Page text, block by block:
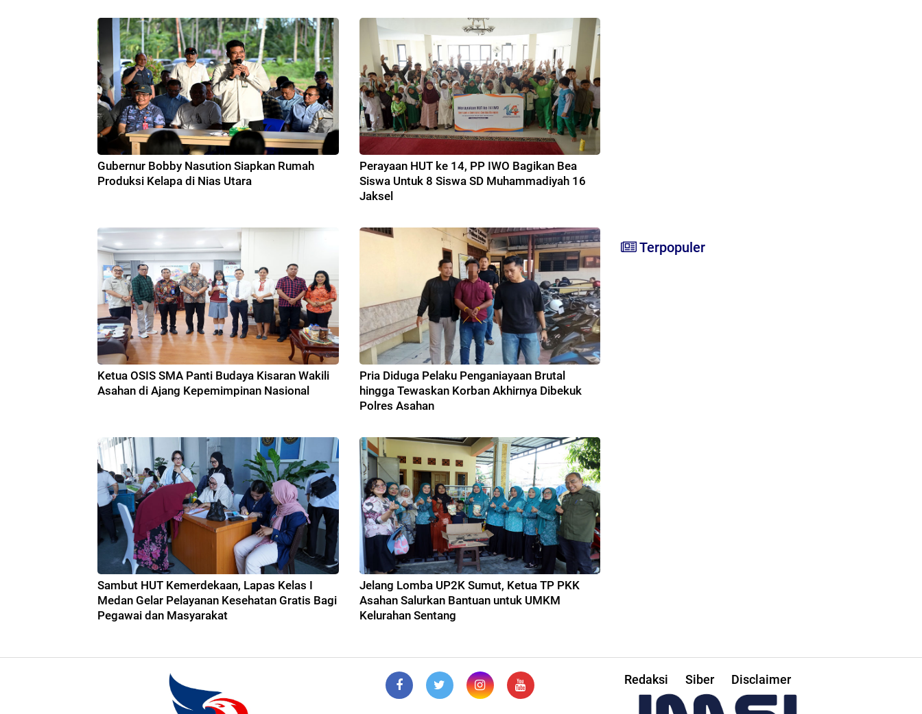
Gubernur Bobby Nasution Siapkan Rumah
Produksi Kelapa di Nias Utara
Perayaan HUT ke 14, PP IWO Bagikan Bea
Siswa Untuk 8 Siswa SD Muhammadiyah 16
Jaksel
Ketua OSIS SMA Panti Budaya Kisaran Wakili
Asahan di Ajang Kepemimpinan Nasional
Pria Diduga Pelaku Penganiayaan Brutal
hingga Tewaskan Korban Akhirnya Dibekuk
Polres Asahan
Sambut HUT Kemerdekaan, Lapas Kelas I
Medan Gelar Pelayanan Kesehatan Gratis Bagi
Pegawai dan Masyarakat
Jelang Lomba UP2K Sumut, Ketua TP PKK
Asahan Salurkan Bantuan untuk UMKM
Kelurahan Sentang
Terpopuler
Redaksi Siber Disclaimer